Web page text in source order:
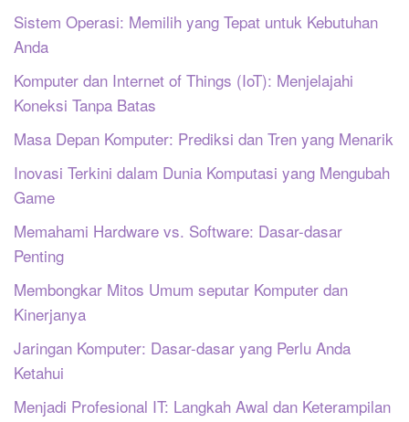
Sistem Operasi: Memilih yang Tepat untuk Kebutuhan
Anda
Komputer dan Internet of Things (IoT): Menjelajahi
Koneksi Tanpa Batas
Masa Depan Komputer: Prediksi dan Tren yang Menarik
Inovasi Terkini dalam Dunia Komputasi yang Mengubah
Game
Memahami Hardware vs. Software: Dasar-dasar
Penting
Membongkar Mitos Umum seputar Komputer dan
Kinerjanya
Jaringan Komputer: Dasar-dasar yang Perlu Anda
Ketahui
Menjadi Profesional IT: Langkah Awal dan Keterampilan